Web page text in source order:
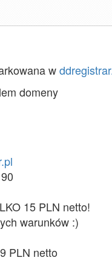
w
domeny
15 PLN netto!
warunków :)
PLN netto